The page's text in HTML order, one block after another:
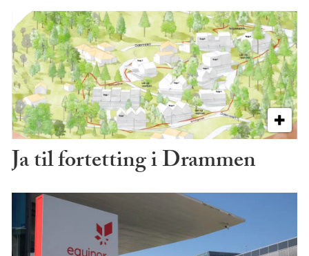
Ja til fortetting i Drammen